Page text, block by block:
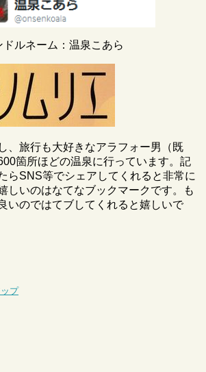
ドルネーム：温泉こあら
、旅行も大好きなアラフォー男（既
箇所ほどの温泉に行っています。記
らSNS等でシェアしてくれると非常に
しいのはなてなブックマークです。も
いのではてブしてくれると嬉しいで
プ